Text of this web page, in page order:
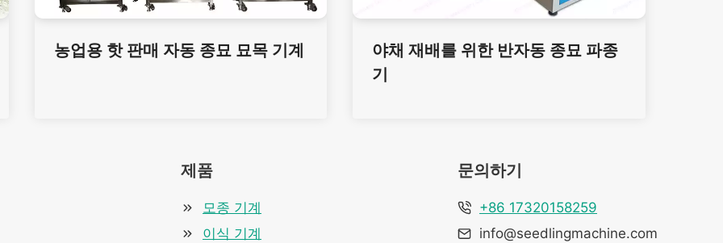
농업용 핫 판매 자동 종묘 묘목 기계
야채 재배를 위한 반자동 종묘 파종
기
제품
모종 기계
이식 기계
문의하기
+86 17320158259
info@seedlingmachine.com